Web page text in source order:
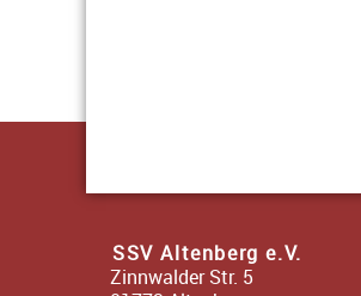
SSV Altenberg e.V.
Zinnwalder Str. 5